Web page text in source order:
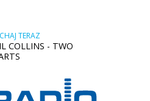
TERAZ
COLLINS - TWO